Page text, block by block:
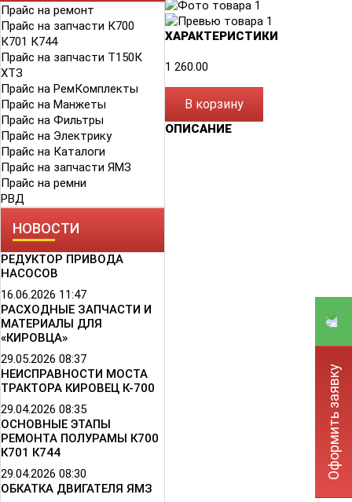
Прайс на ремонт
Прайс на запчасти К700
К701 К744
Прайс на запчасти Т150К
ХТЗ
Прайс на РемКомплекты
Прайс на Манжеты
Прайс на Фильтры
Прайс на Электрику
Прайс на Каталоги
Прайс на запчасти ЯМЗ
Прайс на ремни
РВД
НОВОСТИ
РЕДУКТОР ПРИВОДА
НАСОСОВ
16.06.2026 11:47
РАСХОДНЫЕ ЗАПЧАСТИ И
МАТЕРИАЛЫ ДЛЯ
«КИРОВЦА»
29.05.2026 08:37
НЕИСПРАВНОСТИ МОСТА
ТРАКТОРА КИРОВЕЦ К-700
29.04.2026 08:35
ОСНОВНЫЕ ЭТАПЫ
РЕМОНТА ПОЛУРАМЫ К700
К701 К744
29.04.2026 08:30
ОБКАТКА ДВИГАТЕЛЯ ЯМЗ
ХАРАКТЕРИСТИКИ
1 260.00
В корзину
ОПИСАНИЕ
Оформить заявку